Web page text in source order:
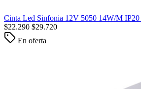
Cinta Led Sinfonia 12V 5050 14W/M
$22.290 $29.720
En oferta